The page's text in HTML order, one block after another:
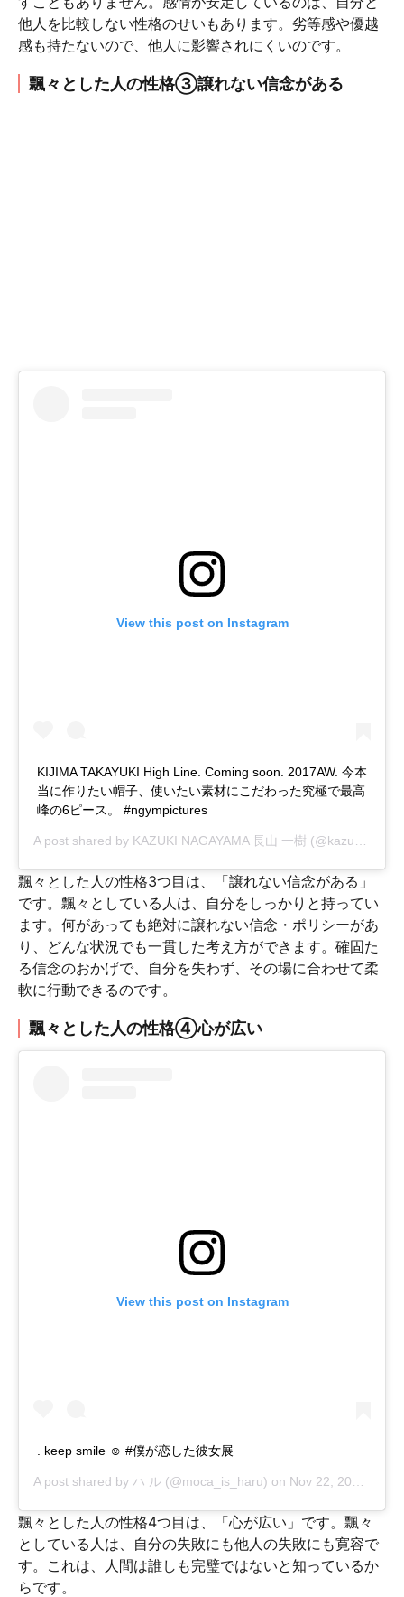
他人を比較しない性格のせいもあります。劣等感や優越
感も持たないので、他人に影響されにくいのです。
飄々とした人の性格③譲れない信念がある
View this post on Instagram
KIJIMA TAKAYUKI High Line. Coming soon. 2017AW. 今本
当に作りたい帽子、使いたい素材にこだわった究極で最高
峰の6ピース。 #ngympictures
A post shared by KAZUKI NAGAYAMA 長山 一樹 (@kazuki_nagayama) on
飄々とした人の性格3つ目は、「譲れない信念がある」
です。飄々としている人は、自分をしっかりと持ってい
ます。何があっても絶対に譲れない信念・ポリシーがあ
り、どんな状況でも一貫した考え方ができます。確固た
る信念のおかげで、自分を失わず、その場に合わせて柔
軟に行動できるのです。
飄々とした人の性格④心が広い
View this post on Instagram
. keep smile ☺︎ #僕が恋した彼女展
A post shared by ハ ル (@moca_is_haru) on Nov 22, 2018 at 8:30pm PST
飄々とした人の性格4つ目は、「心が広い」です。飄々
としている人は、自分の失敗にも他人の失敗にも寛容で
す。これは、人間は誰しも完璧ではないと知っているか
らです。